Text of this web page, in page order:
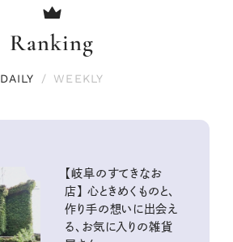
Ranking
DAILY / WEEKLY
【岐阜のすてきなお
店】 心ときめくものと、
作り手の想いに出会え
る、お気に入りの雑貨